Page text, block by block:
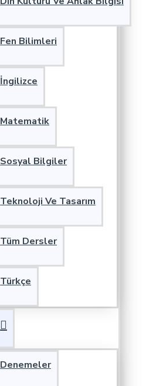
Fen Bilimleri
İngilizce
Matematik
Sosyal Bilgiler
Teknoloji Ve Tasarım
Tüm Dersler
Türkçe
Denemeler